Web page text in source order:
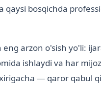
bosqichda
arzon o'sish yo'li:
ishlaydi va har
— qaror qabul